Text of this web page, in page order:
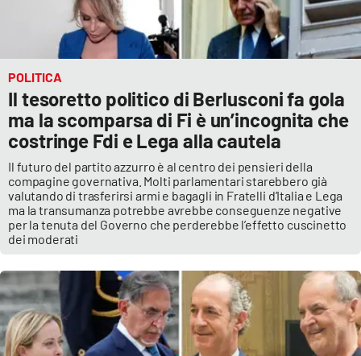
POLITICA
Il tesoretto politico di Berlusconi fa gola
ma la scomparsa di Fi è un’incognita che
costringe Fdi e Lega alla cautela
Il futuro del partito azzurro è al centro dei pensieri della
compagine governativa. Molti parlamentari starebbero già
valutando di trasferirsi armi e bagagli in Fratelli d’Italia e Lega
ma la transumanza potrebbe avrebbe conseguenze negative
per la tenuta del Governo che perderebbe l’effetto cuscinetto
dei moderati